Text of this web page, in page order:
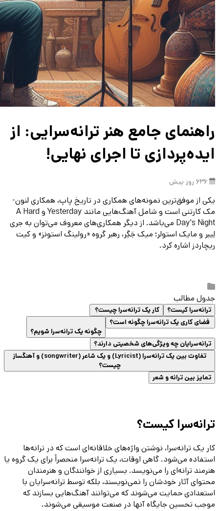
راهنمای جامع هنر ترانه‌سرایی: از
ایده‌پردازی تا اجرای نهایی!
یکی از موفق‌ترین نمونه‌های همکاری در تاریخ پاپ، همکاری لنون-
مک کارتنی است و شامل آهنگ‌هایی مانند Yesterday و A Hard
Day's Night می‌باشد. از دیگر همکاری‌های معروف می‌توان به جری
لِیبر و مایک استولر؛ میک جَگِر، رهبر گروه «رولینگ استونز» و کیت
ریچاردز اشاره کرد.
جدول مطالب
ترانه‌سرا کیست؟
کار یک ترانه‌سرا چیست؟
فضای کاری یک ترانه‌سرا چگونه است؟
چگونه یک ترانه‌سرا شویم؟
ترانه‌سرایان چه ویژگی‌های شخصیتی دارند؟
تفاوت بین یک ترانه‌سرا (Lyricist) و یک شاعر (songwriter) و آهنگساز
چیست؟
تمایز بین ترانه و شعر
ترانه‌سرا کیست؟
کار یک ترانه‌سرا، نوشتن واژه‌های خلاقانه‌ای است که در ترانه‌ها
استفاده می‌شود. گاهی اوقات، یک ترانه‌سرا منحصراً برای یک گروه یا
هنرمند ترانه‌ای را می‌نویسد. بسیاری از خوانندگان و هنرمندان
محتوای آثار خودشان را نمی‌نویسند، بلکه توسط ترانه‌سرایان با
استعدادی حمایت می‌شوند که می‌توانند آهنگ‌هایی بسازند که
موجب تحسین جایگاه آنها در صنعت موسیقی می‌شوند.